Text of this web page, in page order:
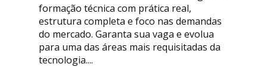
formação técnica com prática real,
estrutura completa e foco nas demandas
do mercado. Garanta sua vaga e evolua
para uma das áreas mais requisitadas da
tecnologia....